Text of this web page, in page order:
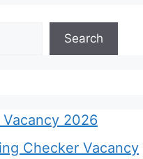
Search
2026
Checker Vacancy